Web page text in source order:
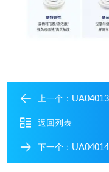
上一个：
返回列表
下一个：